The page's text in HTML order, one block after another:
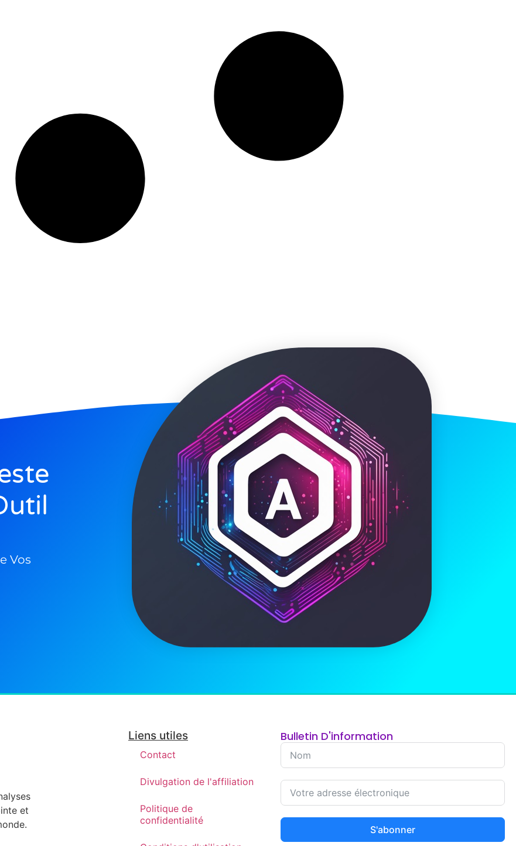
Vos
et
Liens utiles
Contact
Divulgation de l'affiliation
Politique de
confidentialité
Bulletin D'information
S'abonner